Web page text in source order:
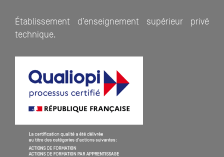
Établissement d’enseignement supérieur privé
technique.